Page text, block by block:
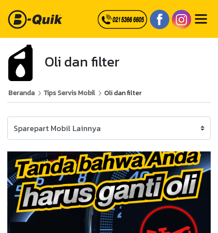
Oli dan filter
Beranda Tips Servis Mobil Oli dan filter